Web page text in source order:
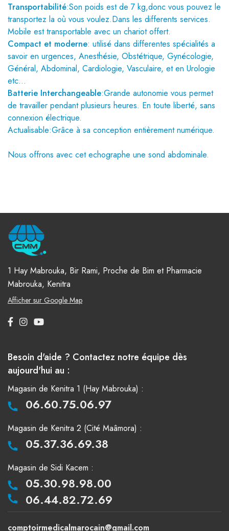
Transportabilité:Son poids est de 7 kg,donc vous pouvez le
transportez la où vous voulez.Dans les differents services.
Mobile est transportable avec un chariot offert.
Compact et moderne: utilisé dans differentes spécialités a
savoir en urgences, Anesthésie, Obstétrique, Gynécologie,
Général, Abdominal, Cardiologie, Vasculaire, et en Urologie
etc…
Batterie Interchangeable:Grande autonomie vous permet
de travailler pendant plusieurs heures. En toute liberté, sans
connexion électrique.
Actualisable:Grâce à sa conception entièrement numérique.
Nous offrons avec cet echographe une sond abdominale.
1 Hay Mabrouka, Bir Rami, Proche de Bim et Pharmacie
Mabrouka, Kenitra
Afficher sur Google Map
Besoin d'aide ? Contactez notre équipe dès
aujourd'hui au :
Magasin de Kenitra 1 (Hay Mabrouka) :
06.60.75.06.97
Magasin de Kenitra 2 (Cité Maâmora) :
05.37.36.69.38
Magasin de Sidi Kacem :
05.30.98.98.00
06.44.82.72.69
comptoirmedicalmarocain@gmail.com